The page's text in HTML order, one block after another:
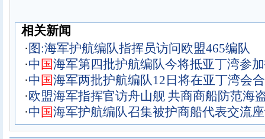
相关新闻
· 图:海军护航编队指挥员访问欧盟465编队
·中 国海军第四批护航编队今将抵亚丁湾参
·中 国海军两批护航编队12日将在亚丁湾会合
·欧盟海军指挥官访舟山舰 共商商船防范海
·中 国海军护航编队召集被护商船代表交流